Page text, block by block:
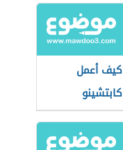
كيف أعمل
كابتشينو